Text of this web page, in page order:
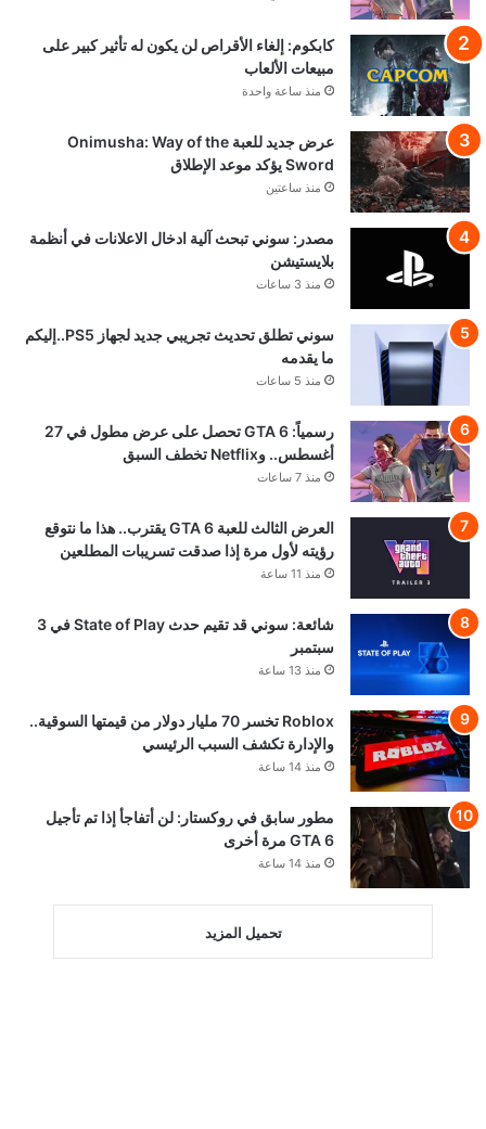
كابكوم: إلغاء الأقراص لن يكون له تأثير كبير على
مبيعات الألعاب
منذ ساعة واحدة
عرض جديد للعبة Onimusha: Way of the
Sword يؤكد موعد الإطلاق
منذ ساعتين
مصدر: سوني تبحث آلية ادخال الاعلانات في أنظمة
بلايستيشن
منذ 3 ساعات
سوني تطلق تحديث تجريبي جديد لجهاز PS5..إليكم
ما يقدمه
منذ 5 ساعات
رسمياً: GTA 6 تحصل على عرض مطول في 27
أغسطس.. وNetflix تخطف السبق
منذ 7 ساعات
العرض الثالث للعبة GTA 6 يقترب.. هذا ما نتوقع
رؤيته لأول مرة إذا صدقت تسريبات المطلعين
منذ 11 ساعة
شائعة: سوني قد تقيم حدث State of Play في 3
سبتمبر
منذ 13 ساعة
Roblox تخسر 70 مليار دولار من قيمتها السوقية..
والإدارة تكشف السبب الرئيسي
منذ 14 ساعة
مطور سابق في روكستار: لن أتفاجأ إذا تم تأجيل
GTA 6 مرة أخرى
منذ 14 ساعة
تحميل المزيد